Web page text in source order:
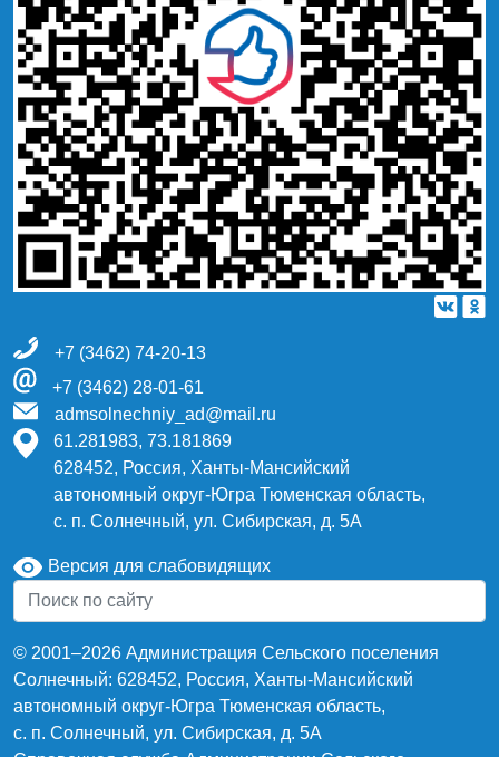
+7 (3462) 74-20-13
+7 (3462) 28-01-61
admsolnechniy_ad@mail.ru
61.281983, 73.181869
628452, Россия, Ханты-Мансийский
автономный округ-Югра Тюменская область,
с. п. Солнечный, ул. Сибирская, д. 5А
Версия для слабовидящих
© 2001–2026 Администрация Сельского поселения
Солнечный: 628452, Россия, Ханты-Мансийский
автономный округ-Югра Тюменская область,
с. п. Солнечный, ул. Сибирская, д. 5А